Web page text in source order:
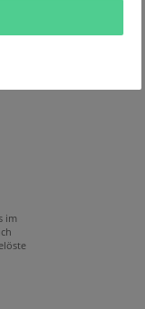
im